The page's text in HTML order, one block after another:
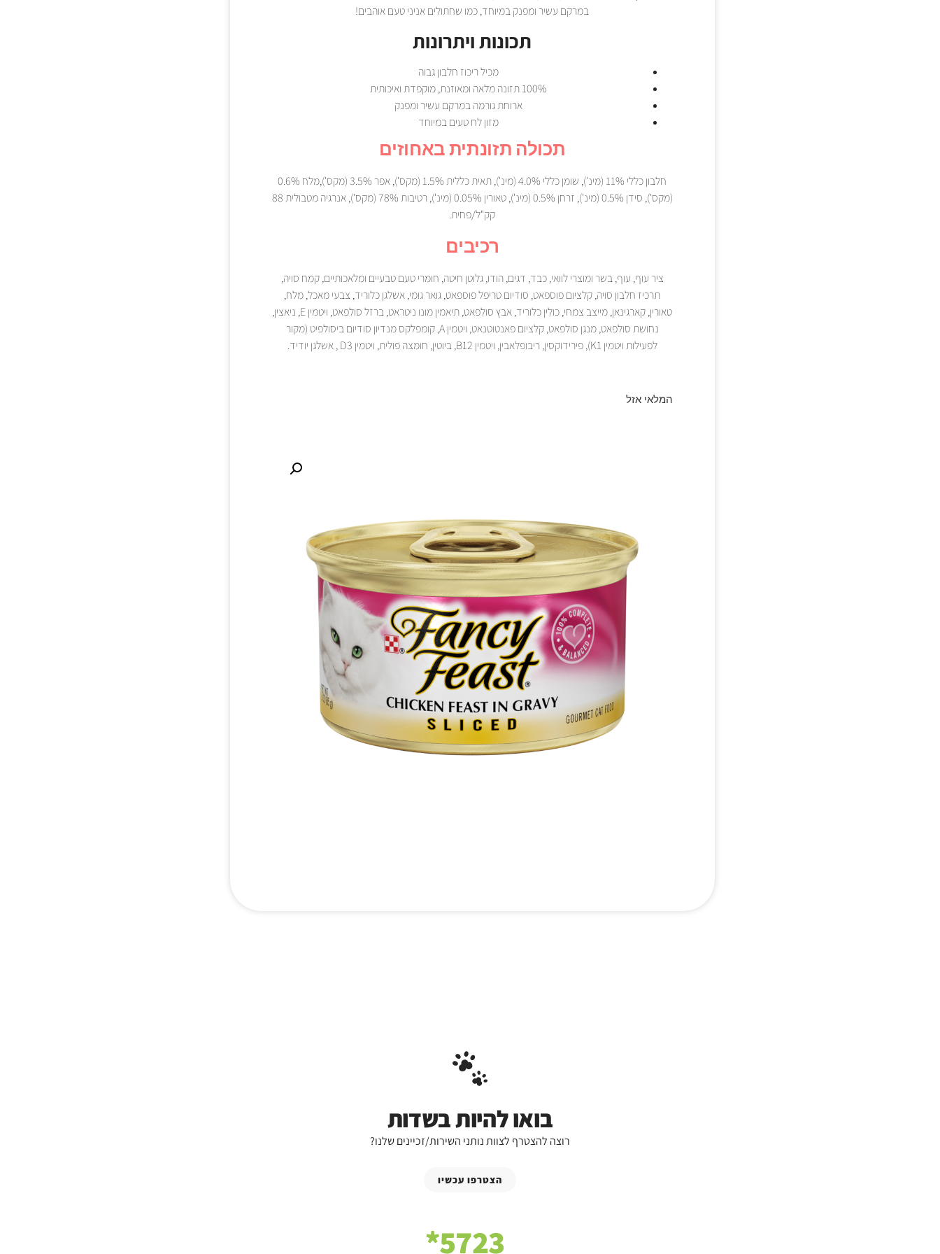
במרקם עשיר ומפנק במיוחד, כמו שחתולים אניני טעם אוהבים!
תכונות ויתרונות
מכיל ריכוז חלבון גבוה
100% תזונה מלאה ומאוזנת, מוקפדת ואיכותית
ארוחת גורמה במרקם עשיר ומפנק
מזון לח טעים במיוחד
תכולה תזונתית באחוזים
חלבון כללי 11% (מינ'), שומן כללי 4.0% (מינ'), תאית כללית 1.5% (מקס'), אפר 3.5% (מקס'),מלח 0.6%
(מקס'), סידן 0.5% (מינ'), זרחן 0.5% (מינ'), טאורין 0.05% (מינ'), רטיבות 78% (מקס'), אנרגיה מטבולית 88
קק"ל/פחית.
רכיבים
ציר עוף, עוף, בשר ומוצרי לוואי, כבד, דגים, הודו, גלוטן חיטה, חומרי טעם טבעיים ומלאכותיים, קמח סויה,
תרכיז חלבון סויה, קלציום פוספאט, סודיום טריפל פוספאט, גואר גומי, אשלגן כלוריד, צבעי מאכל, מלח,
טאורין, קארגינאן, מייצב צמחי, כולין כלוריד, אבץ סולפאט, תיאמין מונו ניטראט, ברזל סולפאט, ויטמין E, ניאצין,
נחושת סולפאט, מנגן סולפאט, קלציום פאנטוטנאט, ויטמין A, קומפלקס מנדיון סודיום ביסולפיט (מקור
לפעילות ויטמין K1), פירידוקסין, ריבופלאבין, ויטמין B12, ביוטין, חומצה פולית, ויטמין D3 , אשלגן יודיד.
המלאי אזל
בואו להיות בשדות
רוצה להצטרף לצוות נותני השירות/זכיינים שלנו?
הצטרפו עכשיו
5723*